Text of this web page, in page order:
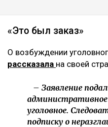
«Это был заказ»
О возбуждении
рассказала на своей
– Заявление
административное
уголовное.
подписку о